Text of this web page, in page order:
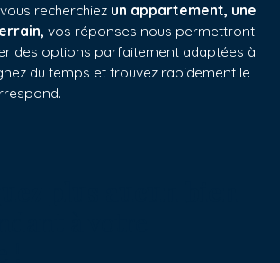
recherchiez un appartement, une
vos réponses nous permettront
des options parfaitement adaptées à
du temps et trouvez rapidement le